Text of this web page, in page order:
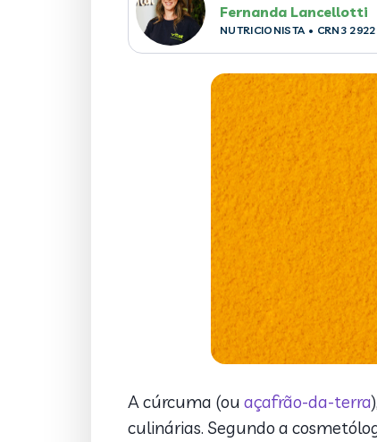
Fernanda Lancellotti
NUTRICIONISTA• CRN3
A cúrcuma (ou açafrão-da-terra
culinárias. Segundo a